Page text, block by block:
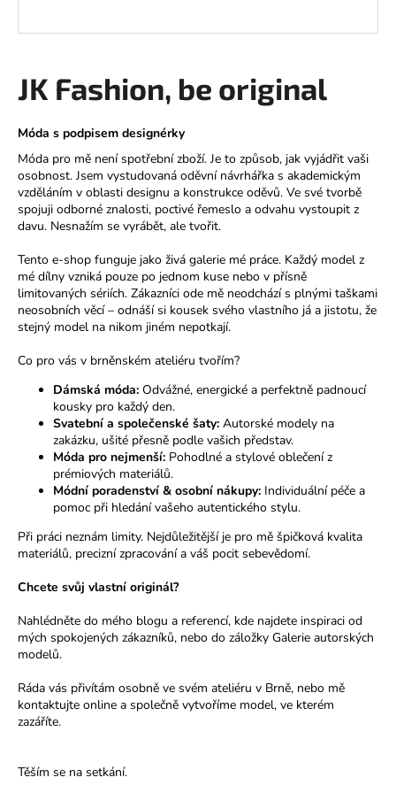
JK Fashion, be original
Móda s podpisem designérky
Móda pro mě není spotřební zboží. Je to způsob, jak vyjádřit vaši
osobnost. Jsem vystudovaná oděvní návrhářka s akademickým
vzděláním v oblasti designu a konstrukce oděvů. Ve své tvorbě
spojuji odborné znalosti, poctivé řemeslo a odvahu vystoupit z
davu. Nesnažím se vyrábět, ale tvořit.
Tento e-shop funguje jako živá galerie mé práce. Každý model z
mé dílny vzniká pouze po jednom kuse nebo v přísně
limitovaných sériích. Zákazníci ode mě neodchází s plnými taškami
neosobních věcí – odnáší si kousek svého vlastního já a jistotu, že
stejný model na nikom jiném nepotkají.
Co pro vás v brněnském ateliéru tvořím?
Dámská móda: Odvážné, energické a perfektně padnoucí
kousky pro každý den.
Svatební a společenské šaty: Autorské modely na
zakázku, ušité přesně podle vašich představ.
Móda pro nejmenší: Pohodlné a stylové oblečení z
prémiových materiálů.
Módní poradenství & osobní nákupy: Individuální péče a
pomoc při hledání vašeho autentického stylu.
Při práci neznám limity. Nejdůležitější je pro mě špičková kvalita
materiálů, precizní zpracování a váš pocit sebevědomí.
Chcete svůj vlastní originál?
Nahlédněte do mého blogu a referencí, kde najdete inspiraci od
mých spokojených zákazníků, nebo do záložky Galerie autorských
modelů.
Ráda vás přivítám osobně ve svém ateliéru v Brně, nebo mě
kontaktujte online a společně vytvoříme model, ve kterém
zazáříte.
Těším se na setkání.